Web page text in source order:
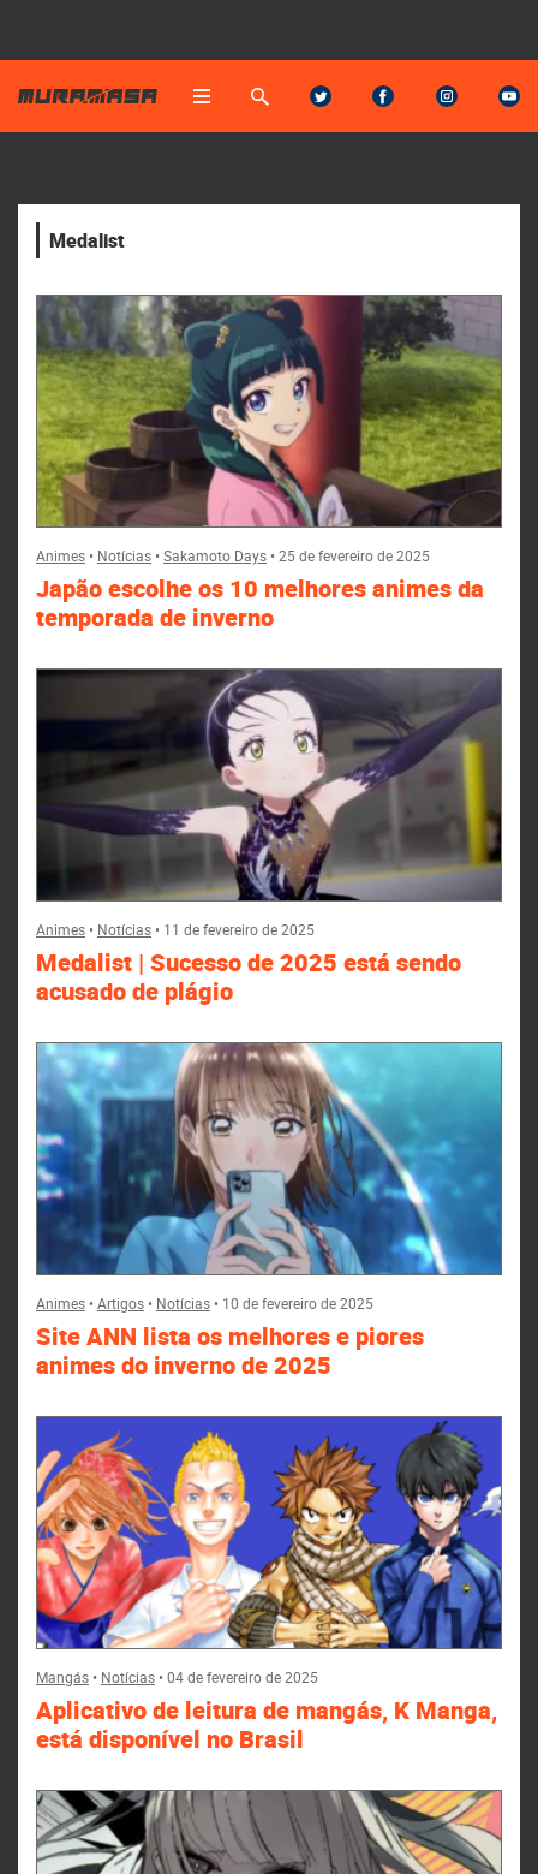
Medalist
Animes• Notícias•Sakamoto Days•25 de fevereiro de 2025
Japão escolhe os 10 melhores animes da
temporada de inverno
Animes• Notícias• 11 de fevereiro de 2025
Medalist | Sucesso de 2025 está sendo
acusado de plágio
Animes•Artigos• Notícias• 10 de fevereiro de 2025
Site ANN lista os melhores e piores
animes do inverno de 2025
Mangás• Notícias•04 de fevereiro de 2025
Aplicativo de leitura de mangás, K Manga,
está disponível no Brasil